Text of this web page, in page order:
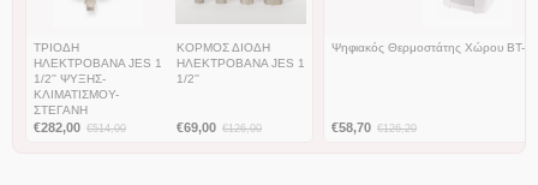
ΤΡΙΟΔΗ
ΗΛΕΚΤΡΟΒΑΝΑ JES 1
1/2'' ΨΥΞΗΣ-
ΚΛΙΜΑΤΙΣΜΟΥ-
ΣΤΕΓΑΝΗ
€282,00 €514,00
ΚΟΡΜΟΣ ΔΙΟΔΗ
ΗΛΕΚΤΡΟΒΑΝΑ JES 1
1/2''
€69,00 €126,00
Ψηφιακός Θερμοστάτης Χώρου BT-D
€58,70 €126,20